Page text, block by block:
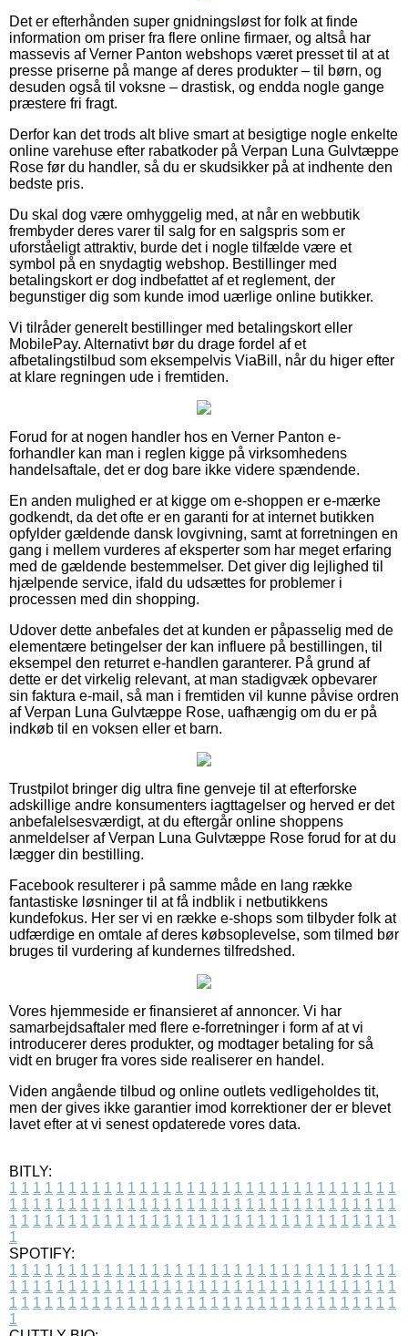
Det er efterhånden super gnidningsløst for folk at finde
information om priser fra flere online firmaer, og altså har
massevis af Verner Panton webshops været presset til at at
presse priserne på mange af deres produkter – til børn, og
desuden også til voksne – drastisk, og endda nogle gange
præstere fri fragt.
Derfor kan det trods alt blive smart at besigtige nogle enkelte
online varehuse efter rabatkoder på Verpan Luna Gulvtæppe
Rose før du handler, så du er skudsikker på at indhente den
bedste pris.
Du skal dog være omhyggelig med, at når en webbutik
frembyder deres varer til salg for en salgspris som er
uforståeligt attraktiv, burde det i nogle tilfælde være et
symbol på en snydagtig webshop. Bestillinger med
betalingskort er dog indbefattet af et reglement, der
begunstiger dig som kunde imod uærlige online butikker.
Vi tilråder generelt bestillinger med betalingskort eller
MobilePay. Alternativt bør du drage fordel af et
afbetalingstilbud som eksempelvis ViaBill, når du higer efter
at klare regningen ude i fremtiden.
Forud for at nogen handler hos en Verner Panton e-
forhandler kan man i reglen kigge på virksomhedens
handelsaftale, det er dog bare ikke videre spændende.
En anden mulighed er at kigge om e-shoppen er e-mærke
godkendt, da det ofte er en garanti for at internet butikken
opfylder gældende dansk lovgivning, samt at forretningen en
gang i mellem vurderes af eksperter som har meget erfaring
med de gældende bestemmelser. Det giver dig lejlighed til
hjælpende service, ifald du udsættes for problemer i
processen med din shopping.
Udover dette anbefales det at kunden er påpasselig med de
elementære betingelser der kan influere på bestillingen, til
eksempel den returret e-handlen garanterer. På grund af
dette er det virkelig relevant, at man stadigvæk opbevarer
sin faktura e-mail, så man i fremtiden vil kunne påvise ordren
af Verpan Luna Gulvtæppe Rose, uafhængig om du er på
indkøb til en voksen eller et barn.
Trustpilot bringer dig ultra fine genveje til at efterforske
adskillige andre konsumenters iagttagelser og herved er det
anbefalelsesværdigt, at du eftergår online shoppens
anmeldelser af Verpan Luna Gulvtæppe Rose forud for at du
lægger din bestilling.
Facebook resulterer i på samme måde en lang række
fantastiske løsninger til at få indblik i netbutikkens
kundefokus. Her ser vi en række e-shops som tilbyder folk at
udfærdige en omtale af deres købsoplevelse, som tilmed bør
bruges til vurdering af kundernes tilfredshed.
Vores hjemmeside er finansieret af annoncer. Vi har
samarbejdsaftaler med flere e-forretninger i form af at vi
introducerer deres produkter, og modtager betaling for så
vidt en bruger fra vores side realiserer en handel.
Viden angående tilbud og online outlets vedligeholdes tit,
men der gives ikke garantier imod korrektioner der er blevet
lavet efter at vi senest opdaterede vores data.
BITLY:
1 1 1 1 1 1 1 1 1 1 1 1 1 1 1 1 1 1 1 1 1 1 1 1 1 1 1 1 1 1 1 1 1
1 1 1 1 1 1 1 1 1 1 1 1 1 1 1 1 1 1 1 1 1 1 1 1 1 1 1 1 1 1 1 1 1
1 1 1 1 1 1 1 1 1 1 1 1 1 1 1 1 1 1 1 1 1 1 1 1 1 1 1 1 1 1 1 1 1
1
SPOTIFY:
1 1 1 1 1 1 1 1 1 1 1 1 1 1 1 1 1 1 1 1 1 1 1 1 1 1 1 1 1 1 1 1 1
1 1 1 1 1 1 1 1 1 1 1 1 1 1 1 1 1 1 1 1 1 1 1 1 1 1 1 1 1 1 1 1 1
1 1 1 1 1 1 1 1 1 1 1 1 1 1 1 1 1 1 1 1 1 1 1 1 1 1 1 1 1 1 1 1 1
1